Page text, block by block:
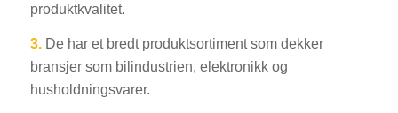
produktkvalitet.
3.De har et bredt produktsortiment som dekker
bransjer som bilindustrien, elektronikk og
husholdningsvarer.